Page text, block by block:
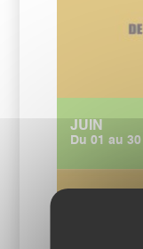
JUIN
Du 01 au